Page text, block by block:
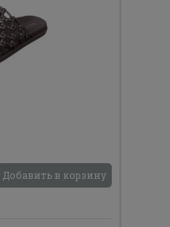
Добавить в корзину